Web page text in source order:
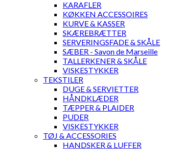
KARAFLER
KØKKEN ACCESSOIRES
KURVE & KASSER
SKÆREBRÆTTER
SERVERINGSFADE & SKÅLE
SÆBER - Savon de Marseille
TALLERKENER & SKÅLE
VISKESTYKKER
TEKSTILER
DUGE & SERVIETTER
HÅNDKLÆDER
TÆPPER & PLAIDER
PUDER
VISKESTYKKER
TØJ & ACCESSORIES
HANDSKER & LUFFER